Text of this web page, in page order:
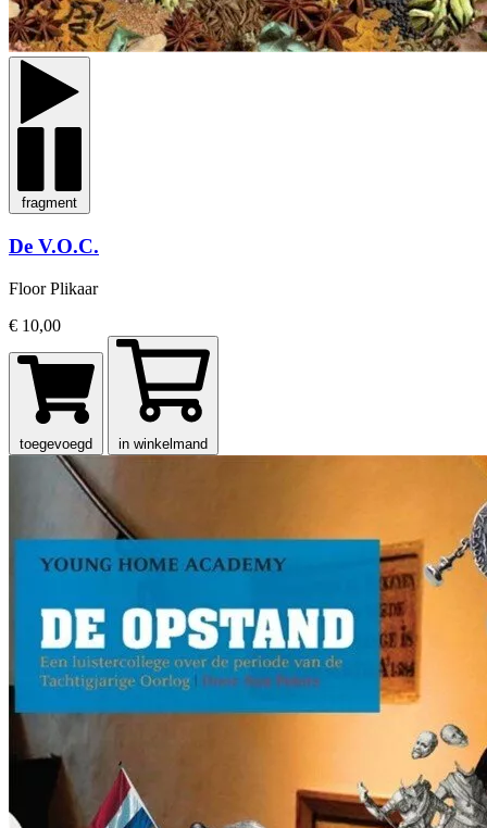
fragment
De V.O.C.
Floor Plikaar
€ 10,00
toegevoegd in winkelmand